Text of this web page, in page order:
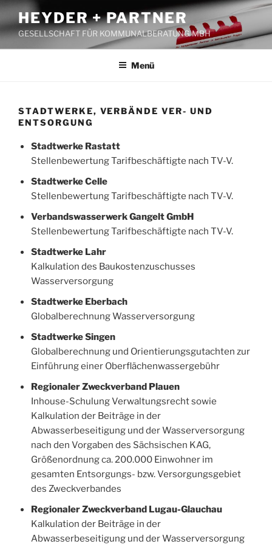
Zum
Inhalt
springen
HEYDER + PARTNER
GESELLSCHAFT FÜR KOMMUNALBERATUNG MBH
Menü
STADTWERKE, VERBÄNDE VER- UND
ENTSORGUNG
Stadtwerke Rastatt
Stellenbewertung Tarifbeschäftigte nach TV-V.
Stadtwerke Celle
Stellenbewertung Tarifbeschäftigte nach TV-V.
Verbandswasserwerk Gangelt GmbH
Stellenbewertung Tarifbeschäftigte nach TV-V.
Stadtwerke Lahr
Kalkulation des Baukostenzuschusses
Wasserversorgung
Stadtwerke Eberbach
Globalberechnung Wasserversorgung
Stadtwerke Singen
Globalberechnung und Orientierungsgutachten zur
Einführung einer Oberflächenwassergebühr
Regionaler Zweckverband Plauen
Inhouse-Schulung Verwaltungsrecht sowie
Kalkulation der Beiträge in der
Abwasserbeseitigung und der Wasserversorgung
nach den Vorgaben des Sächsischen KAG,
Größenordnung ca. 200.000 Einwohner im
gesamten Entsorgungs- bzw. Versorgungsgebiet
des Zweckverbandes
Regionaler Zweckverband Lugau-Glauchau
Kalkulation der Beiträge in der
Abwasserbeseitigung und der Wasserversorgung